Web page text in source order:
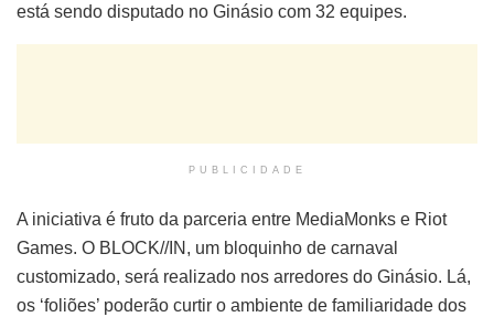
está sendo disputado no Ginásio com 32 equipes.
PUBLICIDADE
A iniciativa é fruto da parceria entre MediaMonks e Riot
Games. O BLOCK//IN, um bloquinho de carnaval
customizado, será realizado nos arredores do Ginásio. Lá,
os ‘foliões’ poderão curtir o ambiente de familiaridade dos